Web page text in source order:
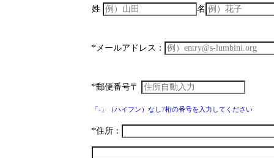
姓 名
*メールアドレス：
*郵便番号〒
「-」（ハイフン）なし7桁の番号を入力してください
*住所：